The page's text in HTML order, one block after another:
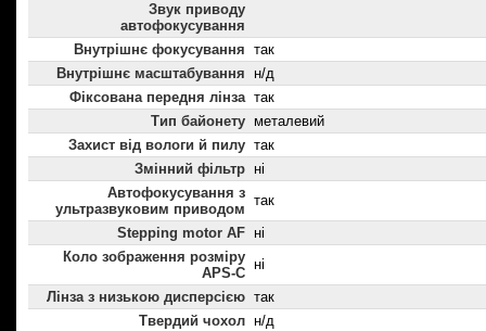
Звук приводу
автофокусування
Внутрішнє фокусування так
Внутрішнє масштабування
н/д
Фіксована передня лінза так
Тип байонету металевий
Захист від вологи й пилу так
Змінний фільтр ні
Автофокусування з
ультразвуковим приводом
так
Stepping motor AF ні
Коло зображення розміру
APS-C
ні
Лінза з низькою дисперсією так
Твердий чохол н/д